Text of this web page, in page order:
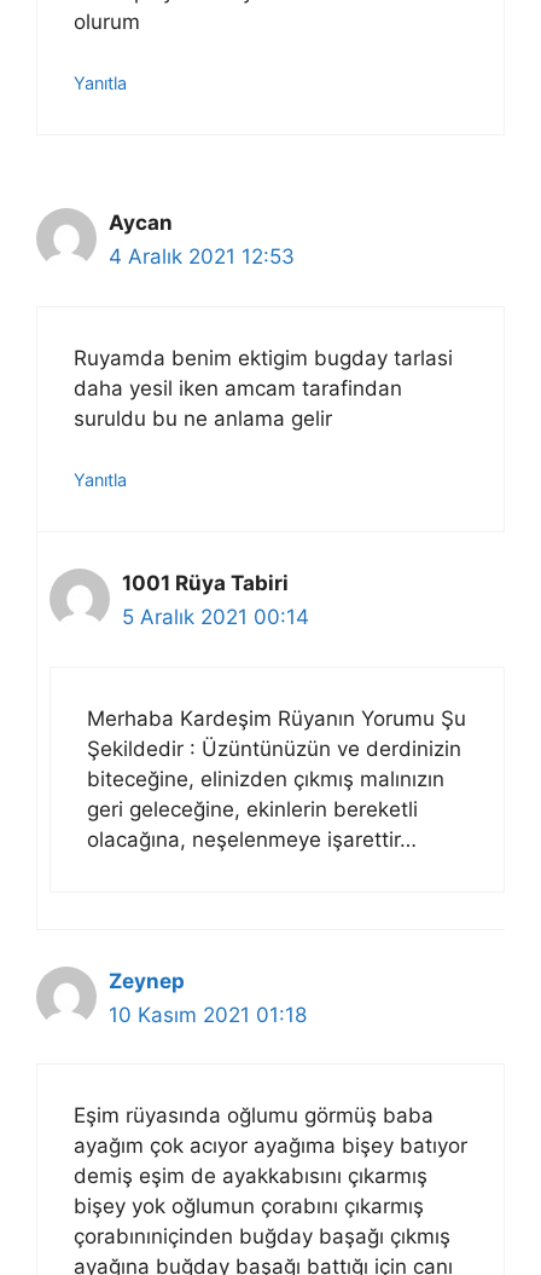
olurum
Yanıtla
Aycan
4 Aralık 2021 12:53
Ruyamda benim ektigim bugday tarlasi
daha yesil iken amcam tarafindan
suruldu bu ne anlama gelir
Yanıtla
1001 Rüya Tabiri
5 Aralık 2021 00:14
Merhaba Kardeşim Rüyanın Yorumu Şu
Şekildedir : Üzüntünüzün ve derdinizin
biteceğine, elinizden çıkmış malınızın
geri geleceğine, ekinlerin bereketli
olacağına, neşelenmeye işarettir…
Zeynep
10 Kasım 2021 01:18
Eşim rüyasında oğlumu görmüş baba
ayağım çok acıyor ayağıma bişey batıyor
demiş eşim de ayakkabısını çıkarmış
bişey yok oğlumun çorabını çıkarmış
çorabınıniçinden buğday başağı çıkmış
ayağına buğday başağı battığı için canı